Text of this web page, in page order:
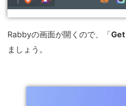
Rabbyの画面が開くので、「
ましょう。